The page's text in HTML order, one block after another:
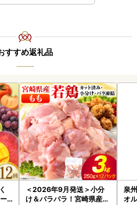
すすめ返礼品
＜2026年9月発送＞小分
け＆パラパラ！宮崎県産鶏
泉
オ